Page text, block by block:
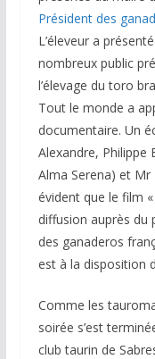
Président des
L’éleveur a
nombreux public
l’élevage du toro
Tout le monde a
documentaire. Un
Alexandre, Philippe
Alma Serena) et Mr
évident que le film
diffusion auprès du
des ganaderos
est à la disposition
Comme les
soirée s’est
club taurin de